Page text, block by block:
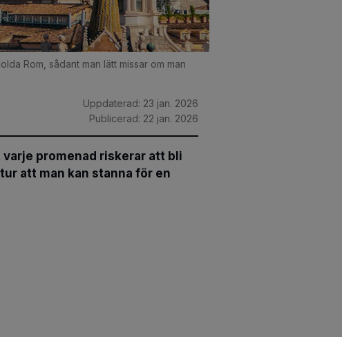
Rom, sådant man lätt missar om man
Uppdaterad: 23 jan. 2026
Publicerad: 22 jan. 2026
varje promenad riskerar att bli
att man kan stanna för en